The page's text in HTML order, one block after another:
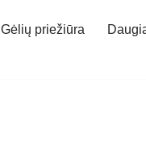
Gėlių priežiūra